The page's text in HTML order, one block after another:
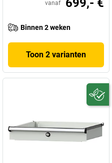
vanaf 699,- €
Binnen 2 weken
Toon 2 varianten